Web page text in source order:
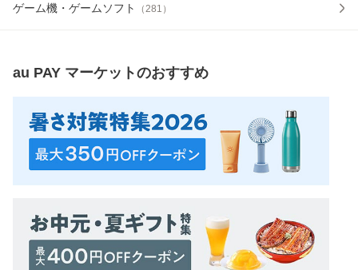
ゲーム機・ゲームソフト （281 ）
au PAY マーケットのおすすめ